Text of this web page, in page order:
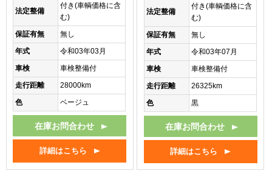
法定整備
付き(車輌価格に含
む)
保証有無
無し
年式
令和03年03月
車検
車検整備付
走行距離
28000km
色
ベージュ
在庫お問合わせ
詳細はこちら
法定整備
付き(車輌価格に含
む)
保証有無
無し
年式
令和03年07月
車検
車検整備付
走行距離
26325km
色
黒
在庫お問合わせ
詳細はこちら